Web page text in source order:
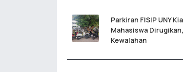
Parkiran FISIP UNY
Mahasiswa
Kewalahan